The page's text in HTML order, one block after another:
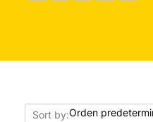
Sort by: